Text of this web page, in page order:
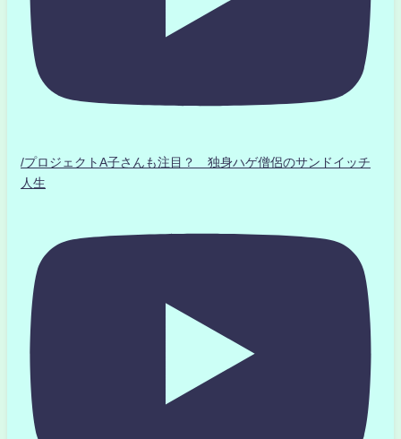
/プロジェクトA子さんも注目？ 独身ハゲ僧侶のサンドイッチ
人生